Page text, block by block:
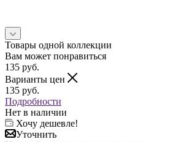
Товары одной коллекции
Вам может понравиться
135 руб.
Варианты цен
135 руб.
Подробности
Нет в наличии
Хочу дешевле!
Уточнить